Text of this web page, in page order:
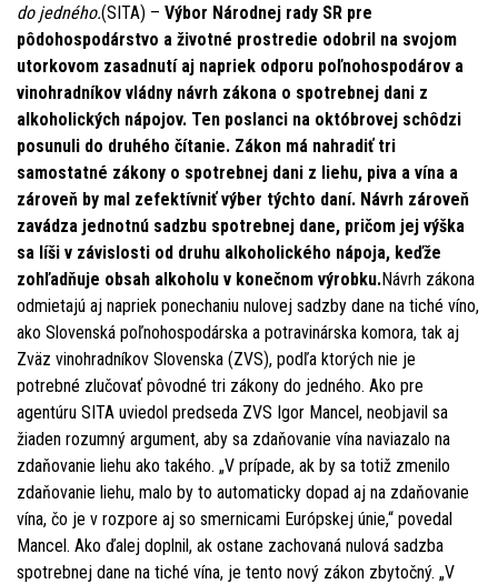
do jedného.(SITA) – Výbor Národnej rady SR pre
pôdohospodárstvo a životné prostredie odobril na svojom
utorkovom zasadnutí aj napriek odporu poľnohospodárov a
vinohradníkov vládny návrh zákona o spotrebnej dani z
alkoholických nápojov. Ten poslanci na októbrovej schôdzi
posunuli do druhého čítanie. Zákon má nahradiť tri
samostatné zákony o spotrebnej dani z liehu, piva a vína a
zároveň by mal zefektívniť výber týchto daní. Návrh zároveň
zavádza jednotnú sadzbu spotrebnej dane, pričom jej výška
sa líši v závislosti od druhu alkoholického nápoja, keďže
zohľadňuje obsah alkoholu v konečnom výrobku.Návrh zákona
odmietajú aj napriek ponechaniu nulovej sadzby dane na tiché víno,
ako Slovenská poľnohospodárska a potravinárska komora, tak aj
Zväz vinohradníkov Slovenska (ZVS), podľa ktorých nie je
potrebné zlučovať pôvodné tri zákony do jedného. Ako pre
agentúru SITA uviedol predseda ZVS Igor Mancel, neobjavil sa
žiaden rozumný argument, aby sa zdaňovanie vína naviazalo na
zdaňovanie liehu ako takého. „V prípade, ak by sa totiž zmenilo
zdaňovanie liehu, malo by to automaticky dopad aj na zdaňovanie
vína, čo je v rozpore aj so smernicami Európskej únie,“ povedal
Mancel. Ako ďalej doplnil, ak ostane zachovaná nulová sadzba
spotrebnej dane na tiché vína, je tento nový zákon zbytočný. „V